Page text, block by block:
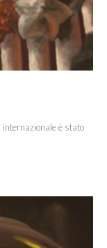
è stato